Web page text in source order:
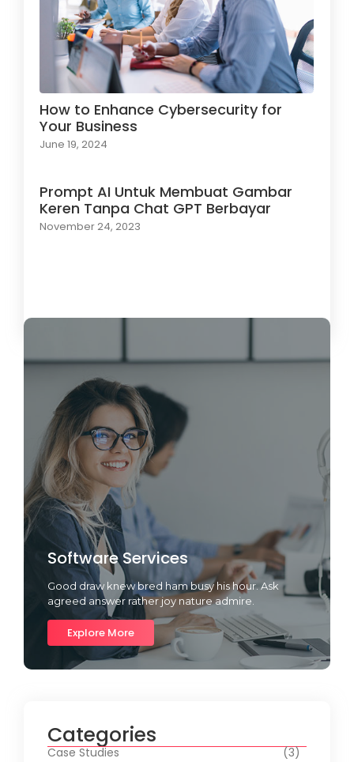
How to Enhance Cybersecurity for
Your Business
June 19, 2024
Prompt AI Untuk Membuat Gambar
Keren Tanpa Chat GPT Berbayar
November 24, 2023
Software Services
Good draw knew bred ham busy his hour. Ask
agreed answer rather joy nature admire.
Explore More
Categories
Case Studies
(3)